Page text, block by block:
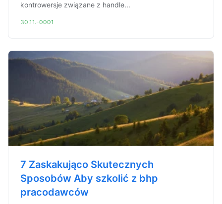
kontrowersje związane z handle...
30.11.-0001
7 Zaskakująco Skutecznych
Sposobów Aby szkolić z bhp
pracodawców